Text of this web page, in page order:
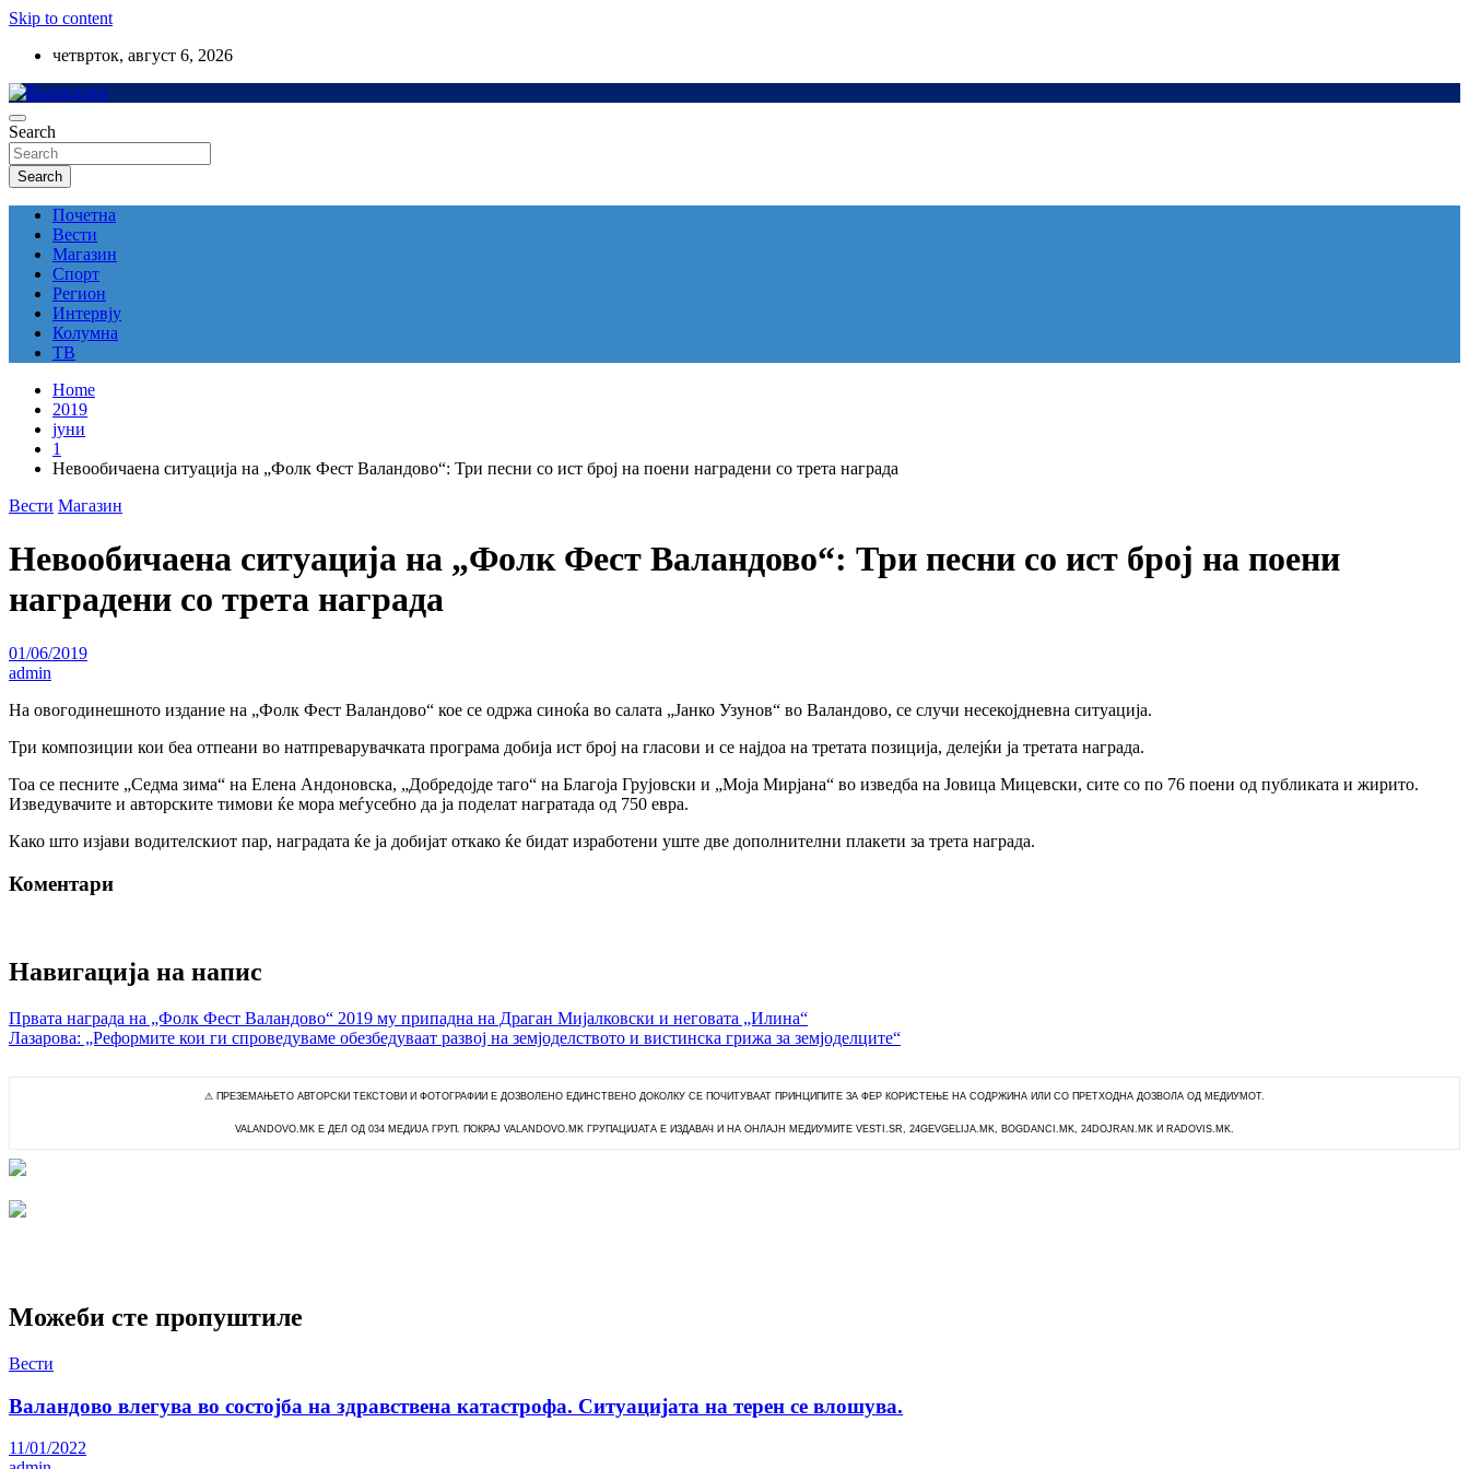
Skip to content
четврток, август 6, 2026
Валандово
Локал портал
Search
Search
Почетна
Вести
Магазин
Спорт
Регион
Интервју
Колумна
ТВ
Home
2019
јуни
1
Невообичаена ситуација на „Фолк Фест Валандово“: Три песни со ист број на поени наградени со трета награда
Вести Магазин
Невообичаена ситуација на „Фолк Фест Валандово“: Три песни со ист број на поени
наградени со трета награда
01/06/2019
admin
На овогодинешното издание на „Фолк Фест Валандово“ кое се одржа синоќа во салата „Јанко Узунов“ во Валандово, се случи несекојдневна ситуација.
Три композиции кои беа отпеани во натпреварувачката програма добија ист број на гласови и се најдоа на третата позиција, делејќи ја третата награда.
Тоа се песните „Седма зима“ на Елена Андоновска, „Добредојде таго“ на Благоја Грујовски и „Моја Мирјана“ во изведба на Јовица Мицевски, сите со по 76 поени од публиката и жирито.
Изведувачите и авторските тимови ќе мора меѓусебно да ја поделат награтада од 750 евра.
Како што изјави водителскиот пар, наградата ќе ја добијат откако ќе бидат изработени уште две дополнителни плакети за трета награда.
Коментари
Навигација на напис
Првата награда на „Фолк Фест Валандово“ 2019 му припадна на Драган Мијалковски и неговата „Илина“
Лазарова: „Реформите кои ги спроведуваме обезбедуваат развој на земјоделството и вистинска грижа за земјоделците“
⚠ ПРЕЗЕМАЊЕТО АВТОРСКИ ТЕКСТОВИ И ФОТОГРАФИИ Е ДОЗВОЛЕНО ЕДИНСТВЕНО ДОКОЛКУ СЕ ПОЧИТУВААТ ПРИНЦИПИТЕ ЗА ФЕР КОРИСТЕЊЕ НА СОДРЖИНА ИЛИ СО ПРЕТХОДНА ДОЗВОЛА ОД МЕДИУМОТ.
VALANDOVO.MK Е ДЕЛ ОД 034 МЕДИЈА ГРУП. ПОКРАЈ VALANDOVO.MK ГРУПАЦИЈАТА Е ИЗДАВАЧ И НА ОНЛАЈН МЕДИУМИТЕ VESTI.SR, 24GEVGELIJA.MK, BOGDANCI.MK, 24DOJRAN.MK И RADOVIS.MK.
Можеби сте пропуштиле
Вести
Валандово влегува во состојба на здравствена катастрофа. Ситуацијата на терен се влошува.
11/01/2022